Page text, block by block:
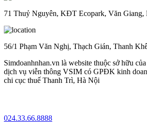
71 Thuỷ Nguyên, KĐT Ecopark, Văn Giang,
56/1 Phạm Văn Nghị, Thạch Gián, Thanh
Simdoanhnhan.vn là website thuộc sở hữu
dịch vụ viễn thông VSIM có GPĐK kinh
chi cục thuế Thanh Trì, Hà Nội
024.33.66.8888